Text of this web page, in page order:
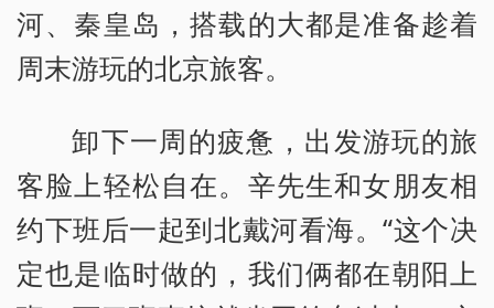
河、秦皇岛，搭载的大都是准备趁着
周末游玩的北京旅客。
卸下一周的疲惫，出发游玩的旅
客脸上轻松自在。辛先生和女朋友相
约下班后一起到北戴河看海。“这个决
定也是临时做的，我们俩都在朝阳上